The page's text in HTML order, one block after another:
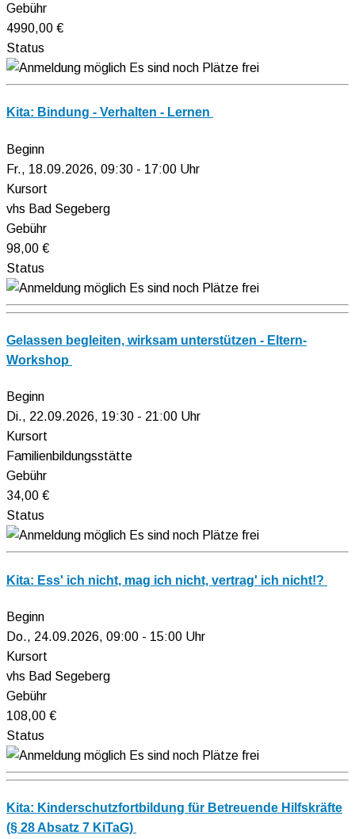
Gebühr
4990,00 €
Status
Es sind noch Plätze frei
Kita: Bindung - Verhalten - Lernen
Beginn
Fr., 18.09.2026, 09:30 - 17:00 Uhr
Kursort
vhs Bad Segeberg
Gebühr
98,00 €
Status
Es sind noch Plätze frei
Gelassen begleiten, wirksam unterstützen - Eltern-
Workshop
Beginn
Di., 22.09.2026, 19:30 - 21:00 Uhr
Kursort
Familienbildungsstätte
Gebühr
34,00 €
Status
Es sind noch Plätze frei
Kita: Ess' ich nicht, mag ich nicht, vertrag' ich nicht!?
Beginn
Do., 24.09.2026, 09:00 - 15:00 Uhr
Kursort
vhs Bad Segeberg
Gebühr
108,00 €
Status
Es sind noch Plätze frei
Kita: Kinderschutzfortbildung für Betreuende Hilfskräfte
(§ 28 Absatz 7 KiTaG)